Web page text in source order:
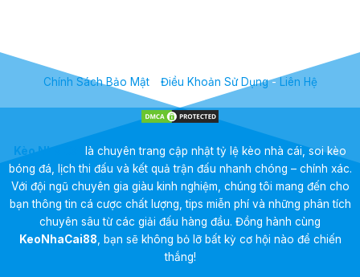
Chính Sách Bảo Mật- Điều Khoản Sử Dụng- Liên Hệ
Kèo Nhà Cái
là chuyên trang cập nhật tỷ lệ kèo nhà cái, soi kèo
bóng đá, lịch thi đấu và kết quả trận đấu nhanh chóng – chính xác.
Với đội ngũ chuyên gia giàu kinh nghiệm, chúng tôi mang đến cho
bạn thông tin cá cược chất lượng, tips miễn phí và những phân tích
chuyên sâu từ các giải đấu hàng đầu. Đồng hành cùng
KeoNhaCai88 , bạn sẽ không bỏ lỡ bất kỳ cơ hội nào để chiến
thắng!